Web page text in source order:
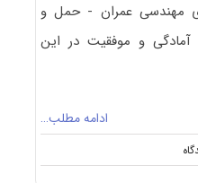
مهندسی عمران - حمل و
و موفقیت در این
ادامه مطلب…
on
منابع